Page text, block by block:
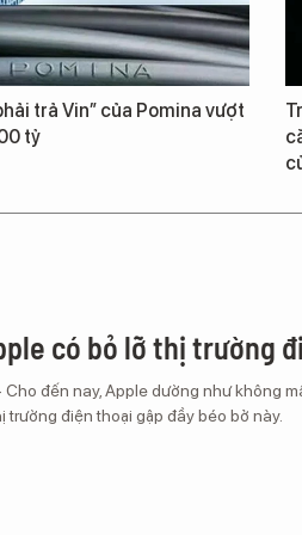
trả Vin” của Pomina vượt
tỷ
có bỏ lỡ thị trường
Cho đến nay, Apple dường như không
trường điện thoại gập đầy béo bở này.